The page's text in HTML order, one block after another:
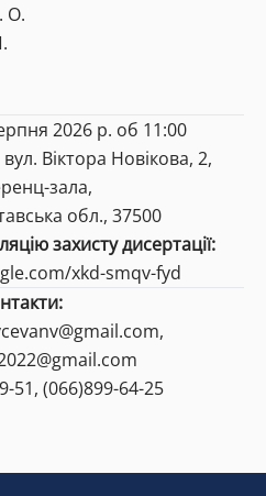
О.
2026 р. об 11:00
Віктора Новікова, 2,
зала,
обл., 37500
захисту дисертації:
xkd-smqv-fyd
51, (066)899-64-25